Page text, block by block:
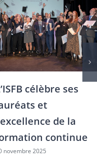
L’adhésion de
à l’ISFB : un
engagement pour la
compétence et le
réseau